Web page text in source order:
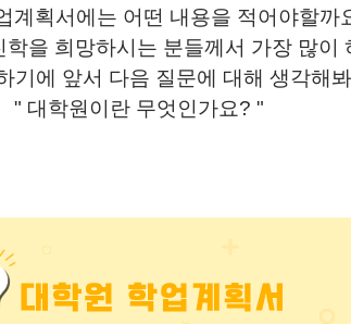
계획서에는 어떤 내용을 적어야할까
학을 희망하시는 분들께서 가장 많이
기에 앞서 다음 질문에 대해 생각해
" 대학원이란 무엇인가요? "